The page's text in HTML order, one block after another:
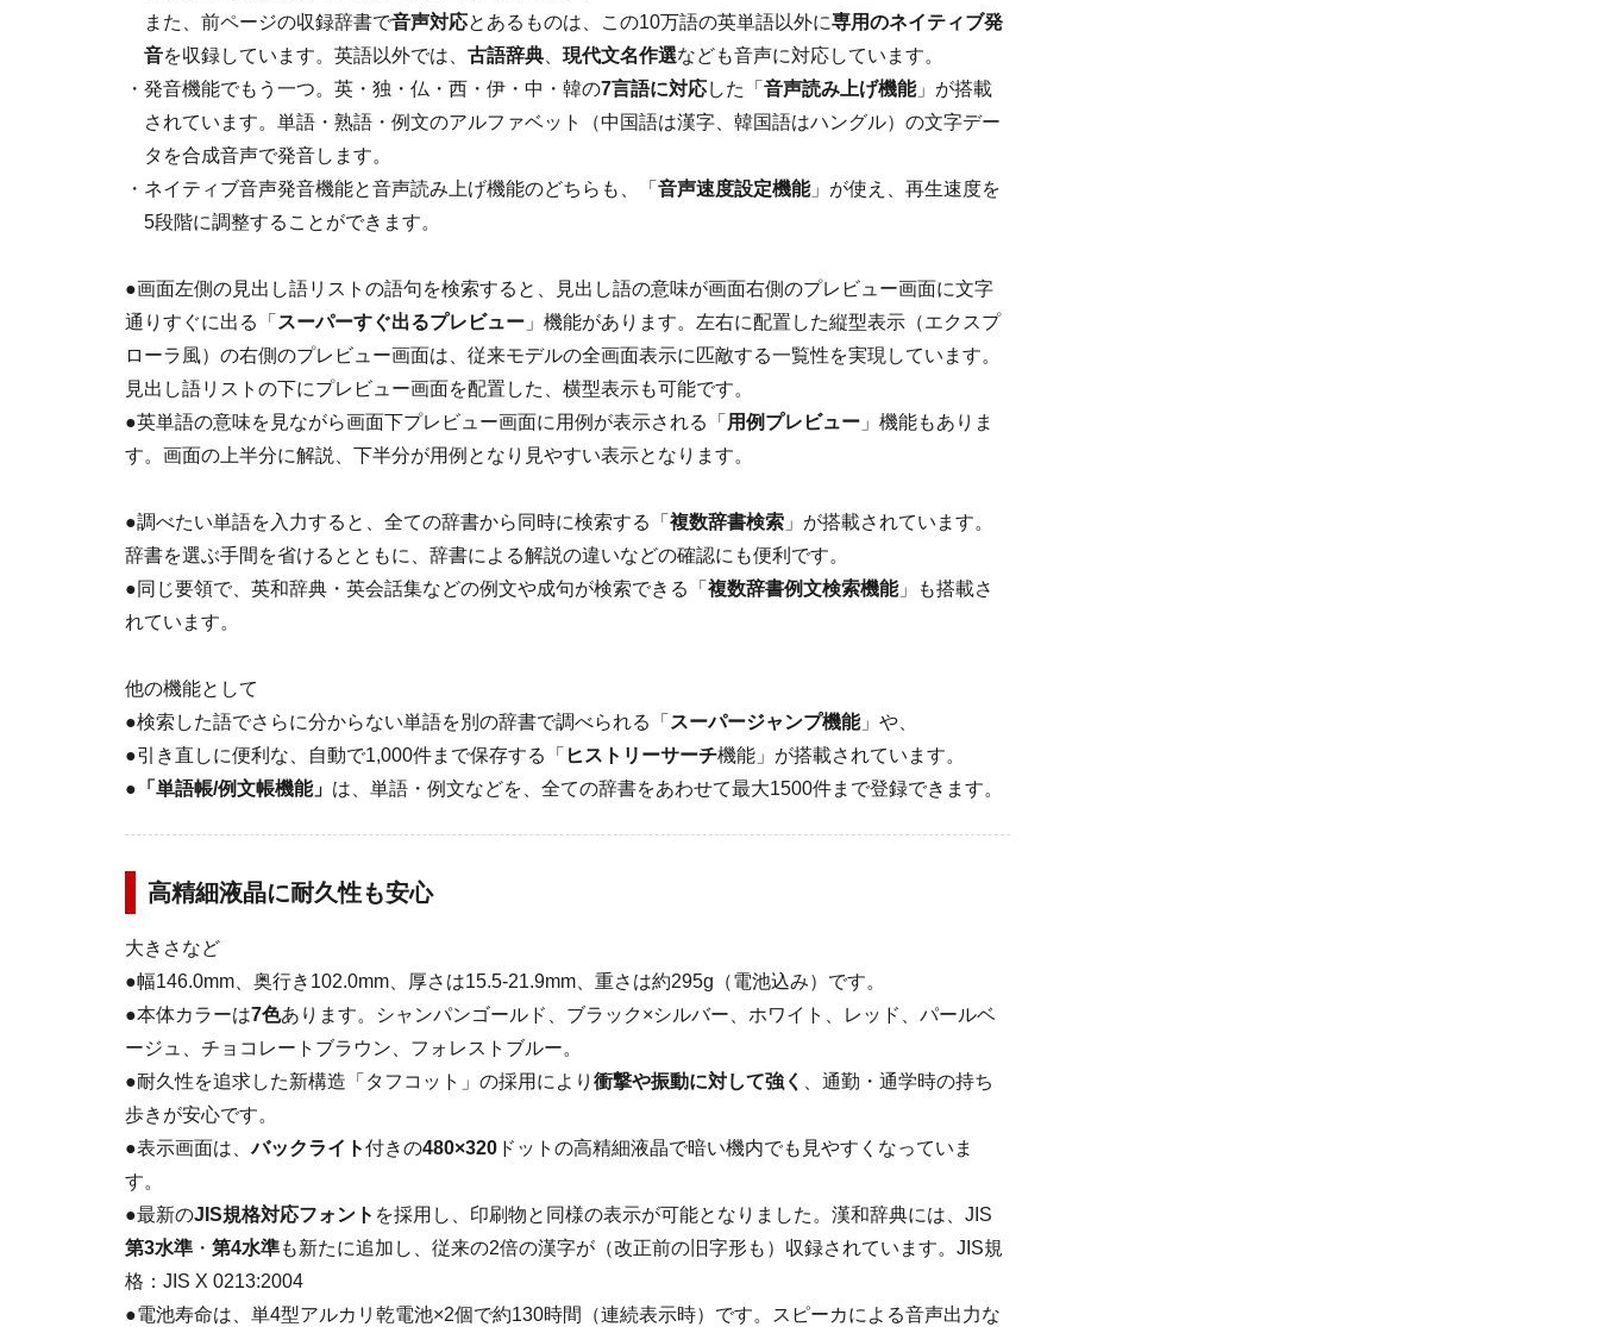
また、前ページの収録辞書で音声対応とあるものは、この10万語の英単語以外に専用のネイティブ発
音を収録しています。英語以外では、 古語辞典 現代文名作選なども音声に対応しています。
・ 発音機能でもう一つ。英・独・仏・西・伊・中・韓の7言語に対応した「 音声読み上げ機能」が搭載
されています。単語・熟語・例文のアルファベット（中国語は漢字、韓国語はハングル）の文字デー
タを合成音声で発音します。
・ ネイティブ音声発音機能と音声読み上げ機能のどちらも、「 音声速度設定機能」が使え、再生速度を
5段階に調整することができます。
●画面左側の見出し語リストの語句を検索すると、見出し語の意味が画面右側のプレビュー画面に文字
通りすぐに出る「 スーパーすぐ出るプレビュー 」機能があります。左右に配置した縦型表示（エクスプ
ローラ風）の右側のプレビュー画面は、従来モデルの全画面表示に匹敵する一覧性を実現しています。
見出し語リストの下にプレビュー画面を配置した、横型表示も可能です。
●英単語の意味を見ながら画面下プレビュー画面に用例が表示される「 用例プレビュー 」機能もありま
す。画面の上半分に解説、下半分が用例となり見やすい表示となります。
●調べたい単語を入力すると、全ての辞書から同時に検索する「 複数辞書検索 」が搭載されています。
辞書を選ぶ手間を省けるとともに、辞書による解説の違いなどの確認にも便利です。
●同じ要領で、英和辞典・英会話集などの例文や成句が検索できる「 複数辞書例文検索機能」も搭載さ
れています。
他の機能として
●検索した語でさらに分からない単語を別の辞書で調べられる「 スーパージャンプ機能」や、
●引き直しに便利な、自動で1,000件まで保存する「 ヒストリーサーチ機能」が搭載されています。
● 「単語帳/例文帳機能」 は、単語・例文などを、全ての辞書をあわせて最大1500件まで登録できます。
高精細液晶に耐久性も安心
大きさなど
●幅146.0mm、奥行き102.0mm、厚さは15.5-21.9mm、重さは約295g（電池込み）です。
●本体カラーは7色あります。シャンパンゴールド、ブラック×シルバー、ホワイト、レッド、パールベ
ージュ、チョコレートブラウン、フォレストブルー。
●耐久性を追求した新構造「タフコット」の採用により 衝撃や振動に対して強く
、通勤・通学時の持ち
歩きが安心です。
●表示画面は、バックライト付きの480×320 ドットの高精細液晶で暗い機内でも見やすくなっていま
す。
●最新のJIS規格対応フォント を採用し、印刷物と同様の表示が可能となりました。漢和辞典には、JIS
第3水準 ・ 第4水準も新たに追加し、従来の2倍の漢字が（改正前の旧字形も）収録されています。JIS規
格：JIS X 0213:2004
●電池寿命は、単4型アルカリ乾電池×2個で約130時間（連続表示時）です。スピーカによる音声出力な